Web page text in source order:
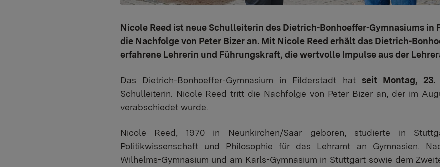
Nicole Reed ist neue Schulleiterin des Dietrich-Bonhoeffer-Gymnasiums
die Nachfolge von Peter Bizer an. Mit Nicole Reed erhält das Dietrich-
erfahrene Lehrerin und Führungskraft, die wertvolle Impulse aus der
Das Dietrich-Bonhoeffer-Gymnasium in Filderstadt hat seit Montag, 23.
Schulleiterin. Nicole Reed tritt die Nachfolge von Peter Bizer an, der im
verabschiedet wurde.
Nicole Reed, 1970 in Neunkirchen/Saar geboren, studierte in
Politikwissenschaft und Philosophie für das Lehramt an Gymnasien.
Wilhelms-Gymnasium und am Karls-Gymnasium in Stuttgart sowie dem